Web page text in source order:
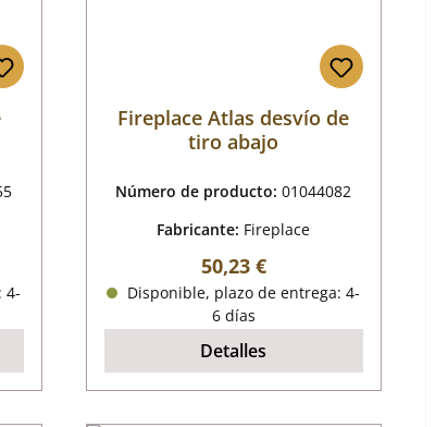
4-
Fireplace Atlas desvío de
tiro abajo
Número de producto:01044082
Fabricante: Fireplace
Precio normal:
50,23 €
Disponible, plazo de entrega: 4-
6 días
Detalles